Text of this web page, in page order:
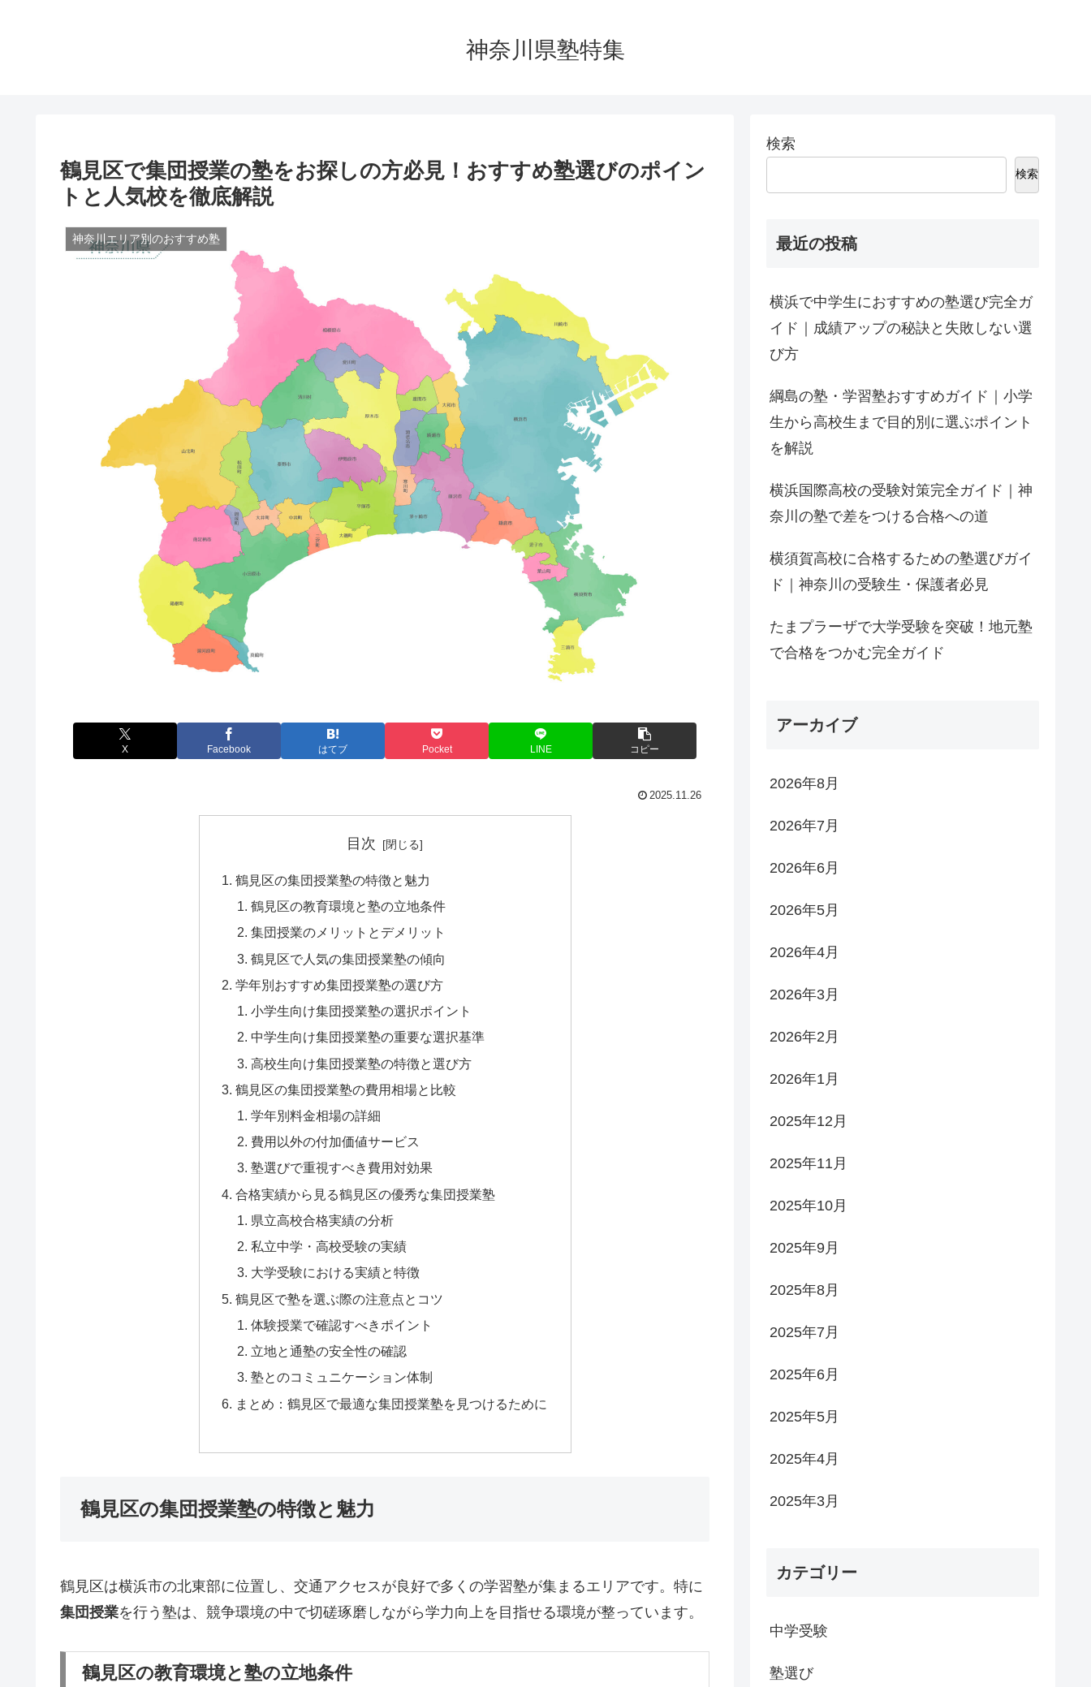
神奈川県塾特集
鶴見区で集団授業の塾をお探しの方必見！おすすめ塾選びのポイン
トと人気校を徹底解説
神奈川エリア別のおすすめ塾
X Facebook はてブ Pocket LINE コピー
2025.11.26
目次
鶴見区の集団授業塾の特徴と魅力
鶴見区の教育環境と塾の立地条件
集団授業のメリットとデメリット
鶴見区で人気の集団授業塾の傾向
学年別おすすめ集団授業塾の選び方
小学生向け集団授業塾の選択ポイント
中学生向け集団授業塾の重要な選択基準
高校生向け集団授業塾の特徴と選び方
鶴見区の集団授業塾の費用相場と比較
学年別料金相場の詳細
費用以外の付加価値サービス
塾選びで重視すべき費用対効果
合格実績から見る鶴見区の優秀な集団授業塾
県立高校合格実績の分析
私立中学・高校受験の実績
大学受験における実績と特徴
鶴見区で塾を選ぶ際の注意点とコツ
体験授業で確認すべきポイント
立地と通塾の安全性の確認
塾とのコミュニケーション体制
まとめ：鶴見区で最適な集団授業塾を見つけるために
鶴見区の集団授業塾の特徴と魅力
鶴見区は横浜市の北東部に位置し、交通アクセスが良好で多くの学習塾が集まるエリアです。特に
集団授業を行う塾は、競争環境の中で切磋琢磨しながら学力向上を目指せる環境が整っています。
鶴見区の教育環境と塾の立地条件
検索
検索
最近の投稿
横浜で中学生におすすめの塾選び完全ガ
イド｜成績アップの秘訣と失敗しない選
び方
綱島の塾・学習塾おすすめガイド｜小学
生から高校生まで目的別に選ぶポイント
を解説
横浜国際高校の受験対策完全ガイド｜神
奈川の塾で差をつける合格への道
横須賀高校に合格するための塾選びガイ
ド｜神奈川の受験生・保護者必見
たまプラーザで大学受験を突破！地元塾
で合格をつかむ完全ガイド
アーカイブ
2026年8月
2026年7月
2026年6月
2026年5月
2026年4月
2026年3月
2026年2月
2026年1月
2025年12月
2025年11月
2025年10月
2025年9月
2025年8月
2025年7月
2025年6月
2025年5月
2025年4月
2025年3月
カテゴリー
中学受験
塾選び